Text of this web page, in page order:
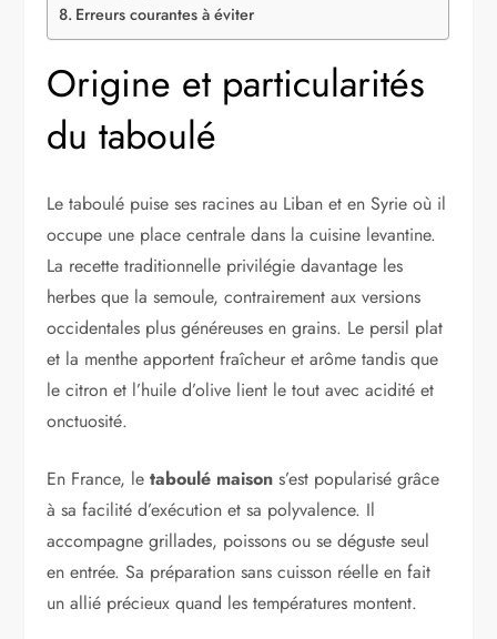
Erreurs courantes à éviter
Origine et particularités
du taboulé
Le taboulé puise ses racines au Liban et en Syrie où il
occupe une place centrale dans la cuisine levantine.
La recette traditionnelle privilégie davantage les
herbes que la semoule, contrairement aux versions
occidentales plus généreuses en grains. Le persil plat
et la menthe apportent fraîcheur et arôme tandis que
le citron et l’huile d’olive lient le tout avec acidité et
onctuosité.
En France, letaboulé maison s’est popularisé grâce
à sa facilité d’exécution et sa polyvalence. Il
accompagne grillades, poissons ou se déguste seul
en entrée. Sa préparation sans cuisson réelle en fait
un allié précieux quand les températures montent.